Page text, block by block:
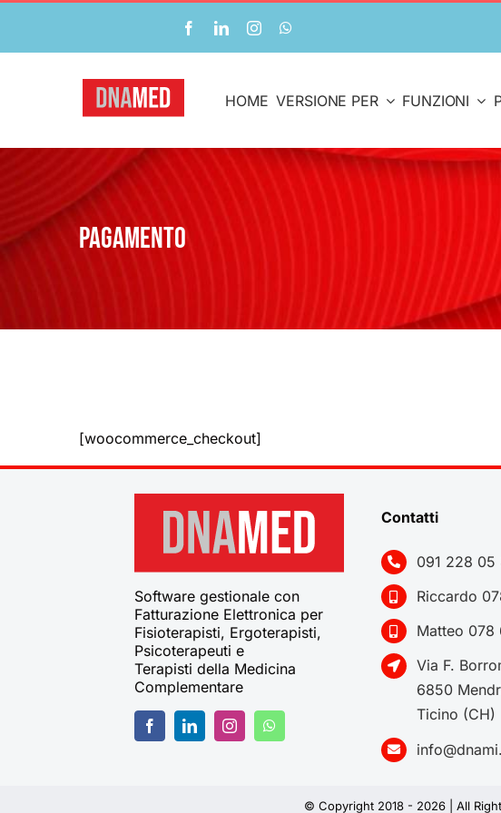
Salta
HOME VERSIONE PER FUNZIONI
Pagamento
[woocommerce_checkout]
Software gestionale con
Fatturazione Elettronica per
Fisioterapisti, Ergoterapisti,
Psicoterapeuti e
Terapisti della Medicina
Complementare
Contatti
091 228 05
Riccardo
Matteo 078
Via F.
6850
Ticino (CH)
© Copyright 2018 - 2026 | All